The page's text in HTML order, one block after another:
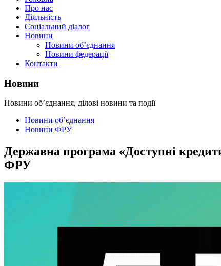
Про нас
Діяльність
Соціальний діалог
Новини
Новини об’єднання
Новини федерації
Контакти
Новини
Новини об’єднання, ділові новини та події
Новини об’єднання
Новини ФРУ
Державна програма «Доступні
ФРУ